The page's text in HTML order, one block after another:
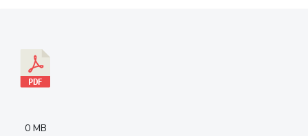
0 MB